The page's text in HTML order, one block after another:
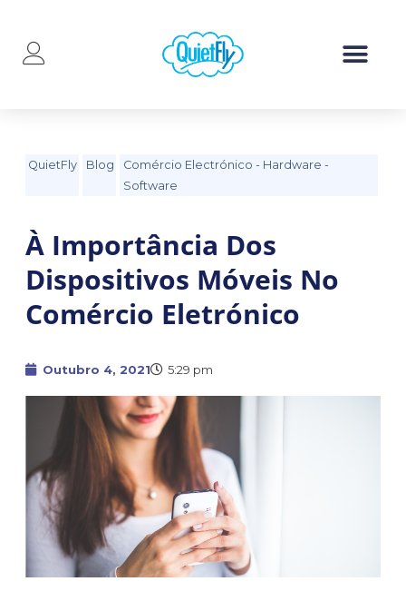
QuietFly Blog Comércio Electrónico - Hardware -
Software
À Importância Dos
Dispositivos Móveis No
Comércio Eletrónico
Outubro 4, 2021 5:29 pm